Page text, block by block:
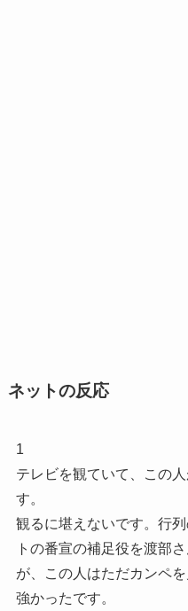
ネットの反応
1
テレビを観ていて、この
す。
観るに堪えないです。行
トの番宣の補足役を渡部
が、この人はただカンペ
強かったです。